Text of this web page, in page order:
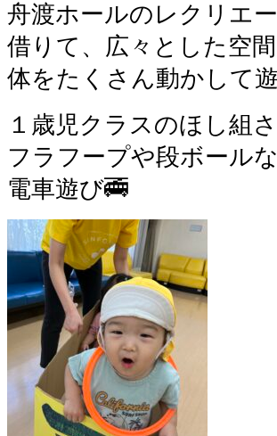
舟渡ホールのレクリエ
借りて、広々とした空
体をたくさん動かして
１歳児クラスのほし組さ
フラフープや段ボール
電車遊び🚎